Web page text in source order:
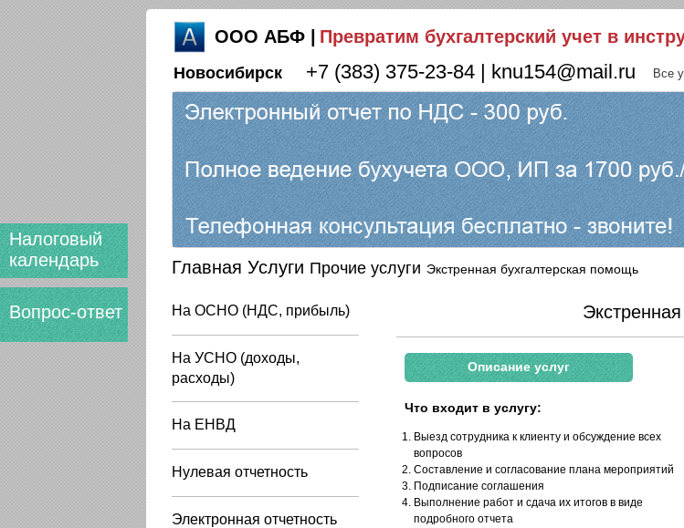
Налоговый
календарь
Вопрос-ответ
Превратим бухгалтерский учет в
ООО АБФ
+7 (383) 375-23-84 | knu154@mail.ru Все
Новосибирск
Главная Услуги Прочие услуги Экстренная бухгалтерская помощь
На ОСНО (НДС, прибыль)
На УСНО (доходы,
расходы)
На ЕНВД
Нулевая отчетность
Электронная отчетность
Описание услуг
Что входит в услугу:
Выезд сотрудника к клиенту и обсуждение всех
вопросов
Составление и согласование плана мероприятий
Подписание соглашения
Выполнение работ и сдача их итогов в виде
подробного отчета